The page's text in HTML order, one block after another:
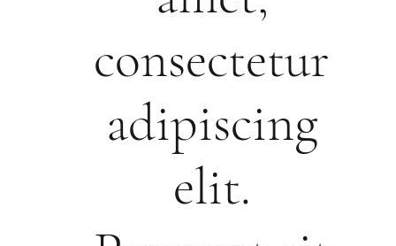
consectetur
adipiscing
elit.